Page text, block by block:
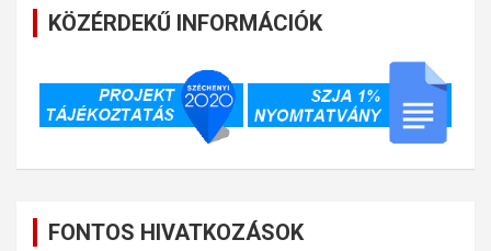
KÖZÉRDEKŰ INFORMÁCIÓK
FONTOS HIVATKOZÁSOK